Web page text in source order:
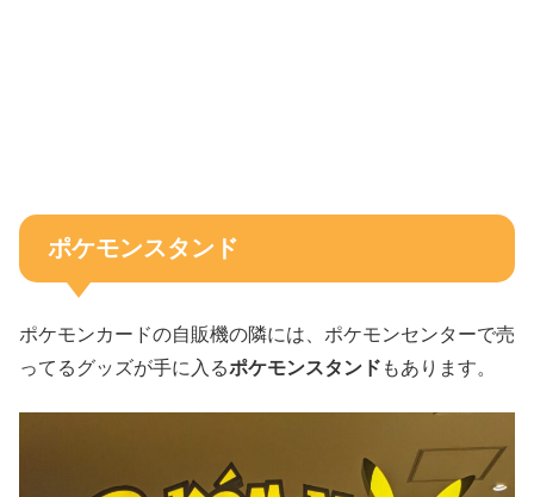
ポケモンスタンド
ポケモンカードの自販機の隣には、ポケモンセンターで売
ってるグッズが手に入るポケモンスタンド もあります。